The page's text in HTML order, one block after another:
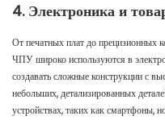
4. Электроника и
От печатных плат до прецизионных
ЧПУ широко используются в
создавать сложные конструкции с
небольших, детализированных
устройствах, таких как смартфоны,